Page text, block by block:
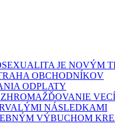
JE NOVÝM
OBCHODNÍKOV
ODPLATY
NÁSLEDKAMI
VÝBUCHOM